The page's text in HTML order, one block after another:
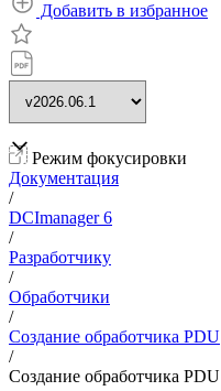
Добавить в избранное
Режим фокусировки
Документация
/
DCImanager 6
/
Разработчику
/
Обработчики
/
Создание обработчика PDU
/
Создание обработчика PDU